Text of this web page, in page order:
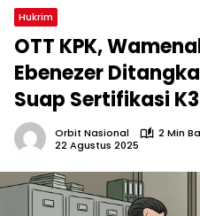
Hukrim
OTT KPK,
Ebenezer
Suap Sertifikasi K3
Orbit Nasional
2 Min
22 Agustus 2025